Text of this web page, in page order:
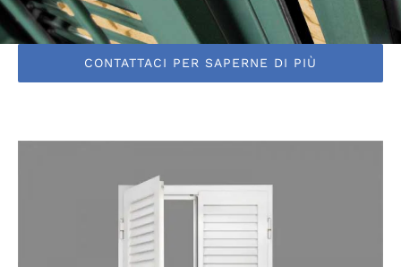
CONTATTACI PER SAPERNE DI PIÙ